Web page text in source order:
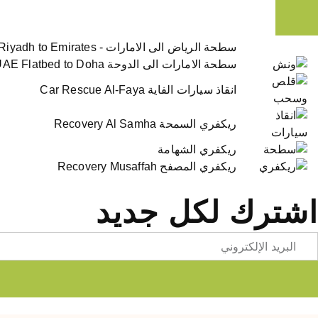
سطحة الرياض الى الامارات - Riyadh to Emirates
سطحة الامارات الى الدوحة UAE Flatbed to Doha
انقاذ سيارات الفاية Car Rescue Al-Faya
ريكفري السمحة Recovery Al Samha
ريكفري الشهامة
ريكفري المصفح Recovery Musaffah
اشترك لكل جديد